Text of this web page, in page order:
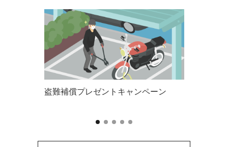
盗難補償プレゼントキャンペーン